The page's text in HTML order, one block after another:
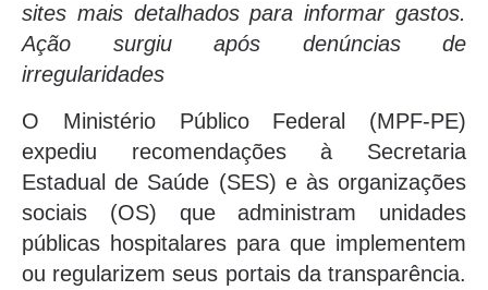
sites mais detalhados para informar gastos.
Ação surgiu após denúncias de
irregularidades
O Ministério Público Federal (MPF-PE)
expediu recomendações à Secretaria
Estadual de Saúde (SES) e às organizações
sociais (OS) que administram unidades
públicas hospitalares para que implementem
ou regularizem seus portais da transparência.